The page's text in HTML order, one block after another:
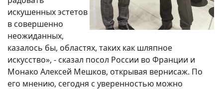
искушенных эстетов
в совершенно
неожиданных,
казалось бы, областях, таких как шляпное
искусство», - сказал посол России во Франции и
Монако Алексей Мешков, открывая вернисаж. По
его мнению, сегодня с уверенностью можно